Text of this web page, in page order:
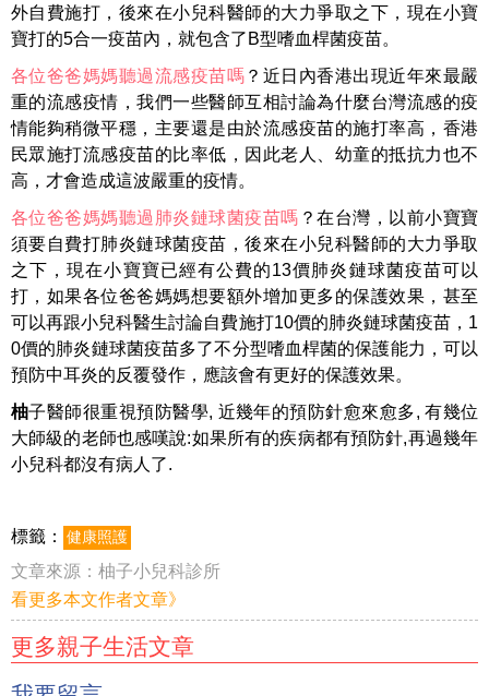
外自費施打，後來在小兒科醫師的大力爭取之下，現在小寶
寶打的5合一疫苗內，就包含了 B型嗜血桿菌疫苗。
各位爸爸媽媽聽過流感疫苗嗎 ？ 近日內香港出現近年來最嚴
重的流感疫情，我們一些醫師互相討論為什麼台灣流感的疫
情能夠稍微平穩，主要還是由於流感疫苗的施打率高，香港
民眾施打流感疫苗的比率低，因此老人、幼童的抵抗力也不
高，才會造成這波嚴重的疫情。
各位爸爸媽媽聽過肺炎鏈球菌疫苗嗎 ？在台灣，以前小寶寶
須要自費打肺炎鏈球菌疫苗，後來在小兒科醫師的大力爭取
之下，現在小寶寶已經有公費的13價肺炎鏈球菌疫苗可以
打，如果各位爸爸媽媽想要額外增加更多的保護效果，甚至
可以再跟小兒科醫生討論自費施打10價的肺炎鏈球菌疫苗， 1
0價的肺炎鏈球菌疫苗多了不分型嗜血桿菌的保護能力，可以
預防中耳炎的反覆發作， 應該會有更好的保護效果。
柚子醫師很重視預防醫學, 近幾年的預防針愈來愈多, 有幾位
大師級的老師也感嘆說:如果所有的疾病都有預防針,再過幾年
小兒科都沒有病人了.
標籤： 健康照護
文章來源： 柚子小兒科診所
看更多本文作者文章》
更多親子生活文章